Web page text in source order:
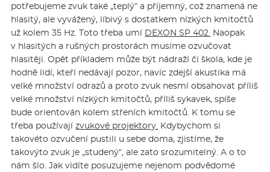
potřebujeme zvuk také „teplý“ a příjemný, což znamená ne
hlasitý, ale vyvážený, líbivý s dostatkem nízkých kmitočtů
už kolem 35 Hz. Toto třeba umí DEXON SP 402. Naopak
v hlasitých a rušných prostorách musíme ozvučovat
hlasitěji. Opět příkladem může být nádraží či škola, kde je
hodně lidí, kteří nedávají pozor, navíc zdejší akustika má
velké množství odrazů a proto zvuk nesmí obsahovat příliš
velké množství nízkých kmitočtů, příliš sykavek, spíše
bude orientován kolem střeních kmitočtů. K tomu se
třeba používajízvukové projektory. Kdybychom si
takovéto ozvučení pustili u sebe doma, zjistíme, že
takovýto zvuk je „studený“, ale zato srozumitelný. A o to
nám šlo. Jak vidíte posuzujeme nejenom podvědomé